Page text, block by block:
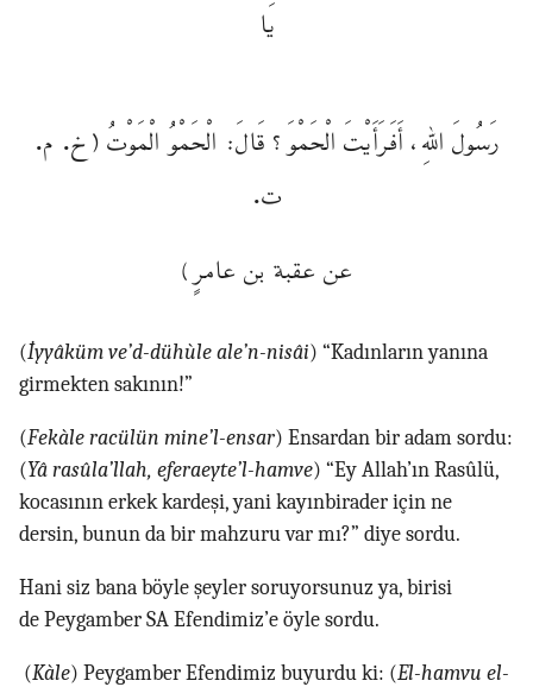
يَا
رَسُولَ اللهِ، أَفَرَأَيْتَ الْحَمْوَ؟ قَالَ: الْحَمْوُ الْمَوْتُ (خ. م.
ت.
عن عقبة بن عامرٍ)
(İyyâküm ve’d-dühùle ale’n-nisâi) “Kadınların yanına
girmekten sakının!”
(Fekàle racülün mine’l-ensar) Ensardan bir adam sordu:
(Yâ rasûla’llah, eferaeyte’l-hamve) “Ey Allah’ın Rasûlü,
kocasının erkek kardeşi, yani kayınbirader için ne
dersin, bunun da bir mahzuru var mı?” diye sordu.
Hani siz bana böyle şeyler soruyorsunuz ya, birisi
de Peygamber SA Efendimiz’e öyle sordu.
(Kàle) Peygamber Efendimiz buyurdu ki: (El-hamvu el-